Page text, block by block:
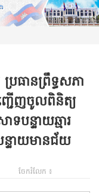
ធានព្រឹទ្ធសភា
ញ្ជើញចូលពិនិត្យ
បន្ទាយឆ្មារ
ន្ទាយមានជ័យ
ចែករំលែក ៖